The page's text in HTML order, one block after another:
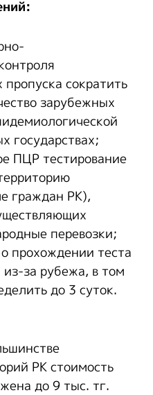
сократить
зарубежных
государствах;
ПЦР тестирование
граждан РК),
перевозки;
прохождении теста
за рубежа, в том
до 3 суток.
РК стоимость
до 9 тыс. тг.